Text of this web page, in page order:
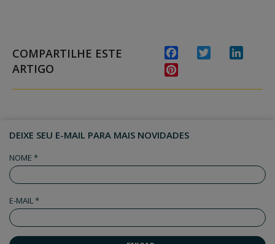
DEIXE SEU E-MAIL PARA MAIS NOVIDADES
NOME *
E-MAIL *
COMPARTILHE ESTE
ARTIGO
FacebookTwitter